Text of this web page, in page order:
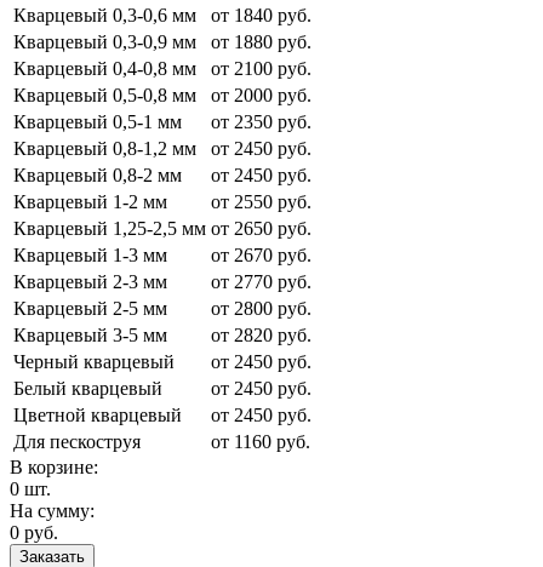
Кварцевый 0,3-0,6 мм
от 1840 руб.
Кварцевый 0,3-0,9 мм
от 1880 руб.
Кварцевый 0,4-0,8 мм
от 2100 руб.
Кварцевый 0,5-0,8 мм
от 2000 руб.
Кварцевый 0,5-1 мм
от 2350 руб.
Кварцевый 0,8-1,2 мм
от 2450 руб.
Кварцевый 0,8-2 мм
от 2450 руб.
Кварцевый 1-2 мм
от 2550 руб.
Кварцевый 1,25-2,5 мм от 2650 руб.
Кварцевый 1-3 мм
от 2670 руб.
Кварцевый 2-3 мм
от 2770 руб.
Кварцевый 2-5 мм
от 2800 руб.
Кварцевый 3-5 мм
от 2820 руб.
Черный кварцевый
от 2450 руб.
Белый кварцевый
от 2450 руб.
Цветной кварцевый
от 2450 руб.
Для пескоструя
от 1160 руб.
В корзине:
0 шт.
На сумму:
0 руб.
Заказать